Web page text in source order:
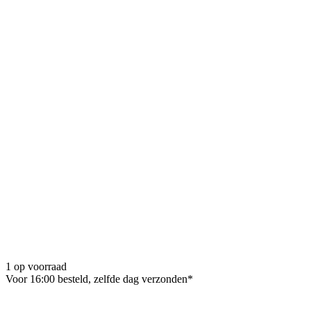
1 op voorraad
Voor 16:00 besteld, zelfde dag verzonden*